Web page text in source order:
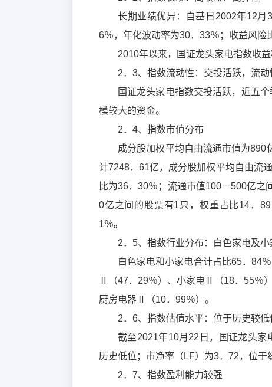
长期业绩优异：自基日2002年12
6％，年化波动率为30．33％；收益风险
2010年以来，国证龙头家电指数收
2．3、指数流动性：交投活跃，流动
国证龙头家电指数交投活跃，近五
模较大的资金。
2．4、指数市值分布
成分股加权平均自由流通市值为890
计7248．61亿，成分股加权平均自由流
比为36．30％；流通市值100－500亿
0亿之间的股票有1只，权重占比14．
1％。
2．5、指数行业分布：白色家电及
白色家电和小家电合计占比65．84
Ⅱ（47．29％）、小家电Ⅱ（18．55％
厨房电器Ⅱ（10．99％）。
2．6、指数估值水平：位于历史较低
截至2021年10月22日，国证龙头家
历史低位；市净率（LF）为3．72，位于
2．7、指数盈利能力较强